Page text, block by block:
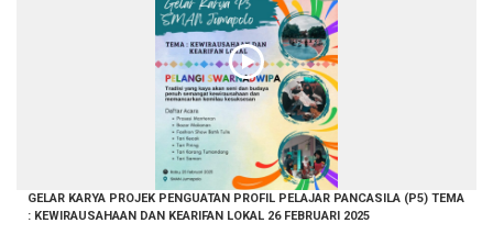
GELAR KARYA PROJEK PENGUATAN PROFIL PELAJAR PANCASILA (P5) TEMA
: KEWIRAUSAHAAN DAN KEARIFAN LOKAL 26 FEBRUARI 2025